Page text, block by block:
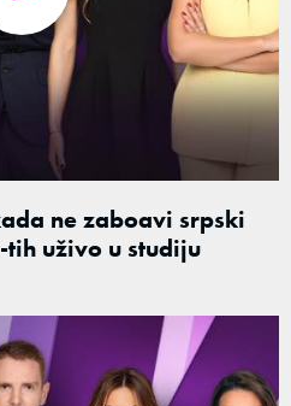
ne zaboavi srpski
uživo u studiju